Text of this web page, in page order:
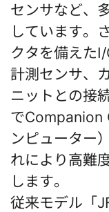
センサなど、
しています。
クタを備えた
計測センサ、
ニットとの接
でCompanion
ンピューター
れにより高難
します。
従来モデル「